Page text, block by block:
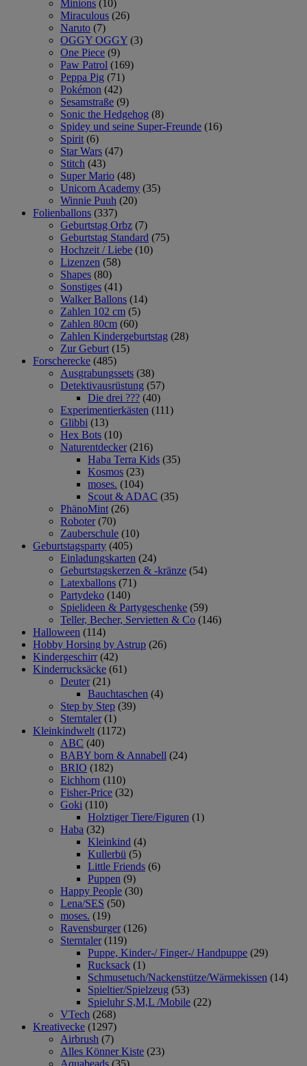
Minions (10)
Miraculous (26)
Naruto (7)
OGGY OGGY (3)
One Piece (9)
Paw Patrol (169)
Peppa Pig (71)
Pokémon (42)
Sesamstraße (9)
Sonic the Hedgehog (8)
Spidey und seine Super-Freunde (16)
Spirit (6)
Star Wars (47)
Stitch (43)
Super Mario (48)
Unicorn Academy (35)
Winnie Puuh (20)
Folienballons (337)
Geburtstag Orbz (7)
Geburtstag Standard (75)
Hochzeit / Liebe (10)
Lizenzen (58)
Shapes (80)
Sonstiges (41)
Walker Ballons (14)
Zahlen 102 cm (5)
Zahlen 80cm (60)
Zahlen Kindergeburtstag (28)
Zur Geburt (15)
Forscherecke (485)
Ausgrabungssets (38)
Detektivausrüstung (57)
Die drei ??? (40)
Experimentierkästen (111)
Glibbi (13)
Hex Bots (10)
Naturentdecker (216)
Haba Terra Kids (35)
Kosmos (23)
moses. (104)
Scout & ADAC (35)
PhänoMint (26)
Roboter (70)
Zauberschule (10)
Geburtstagsparty (405)
Einladungskarten (24)
Geburtstagskerzen & -kränze (54)
Latexballons (71)
Partydeko (140)
Spielideen & Partygeschenke (59)
Teller, Becher, Servietten & Co (146)
Halloween (114)
Hobby Horsing by Astrup (26)
Kindergeschirr (42)
Kinderrucksäcke (61)
Deuter (21)
Bauchtaschen (4)
Step by Step (39)
Sterntaler (1)
Kleinkindwelt (1172)
ABC (40)
BABY born & Annabell (24)
BRIO (182)
Eichhorn (110)
Fisher-Price (32)
Goki (110)
Holztiger Tiere/Figuren (1)
Haba (32)
Kleinkind (4)
Kullerbü (5)
Little Friends (6)
Puppen (9)
Happy People (30)
Lena/SES (50)
moses. (19)
Ravensburger (126)
Sterntaler (119)
Puppe, Kinder-/ Finger-/ Handpuppe (29)
Rucksack (1)
Schmusetuch/Nackenstütze/Wärmekissen (14)
Spieltier/Spielzeug (53)
Spieluhr S,M,L /Mobile (22)
VTech (268)
Kreativecke (1297)
Airbrush (7)
Alles Könner Kiste (23)
Aquabeads (35)